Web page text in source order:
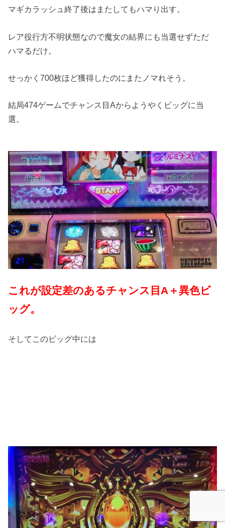
マギカラッシュ終了後はまたしてもハマり出す。
レア役行方不明状態なので魔女の結界にも当選せずただ
ハマるだけ。
せっかく700枚ほど獲得したのにまたノマれそう。
結局474ゲームでチャンス目Aからようやくビッグに当
選。
これが設定差のあるチャンス目A＋異色ビ
ッグ。
そしてこのビッグ中には